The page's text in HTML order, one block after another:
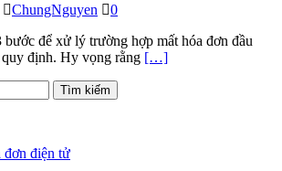
ChungNguyen
0
để xử lý trường hợp mất hóa đơn đầu
định. Hy vọng rằng […]